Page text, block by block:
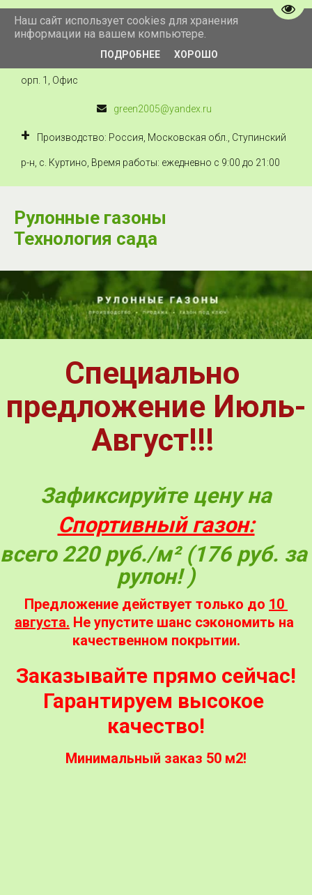
+7 910 434 222 5
Технология сада,Россия ,Москва,Можайское ш., 41, к
орп. 1 Офис
green2005@yandex.ru
Производство: Россия, Московская обл., Ступинский
р-н, с. Куртино Время работы: ежедневно с 9:00 до 21:00
Рулонные газоны
Технология сада
Специально
предложение Июль-
Август!!!
Зафиксируйте цену на
Спортивный газон:
всего 220 руб./м² (176 руб. за
рулон! )
Предложение действует только до 10
августа. Не упустите шанс сэкономить на
качественном покрытии.
Гарантируем высокое
качество!
Минимальный заказ 50 м2!
Наш сайт использует cookies для хранения
информации на вашем компьютере.
ПОДРОБНЕЕ ХОРОШО